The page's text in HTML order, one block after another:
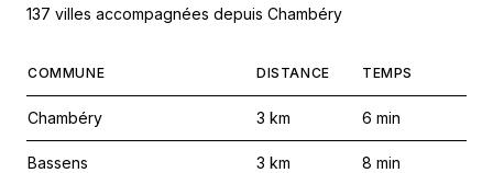
137 villes accompagnées depuis Chambéry
COMMUNE DISTANCE TEMPS
Chambéry 3 km 6 min
Bassens 3 km 8 min